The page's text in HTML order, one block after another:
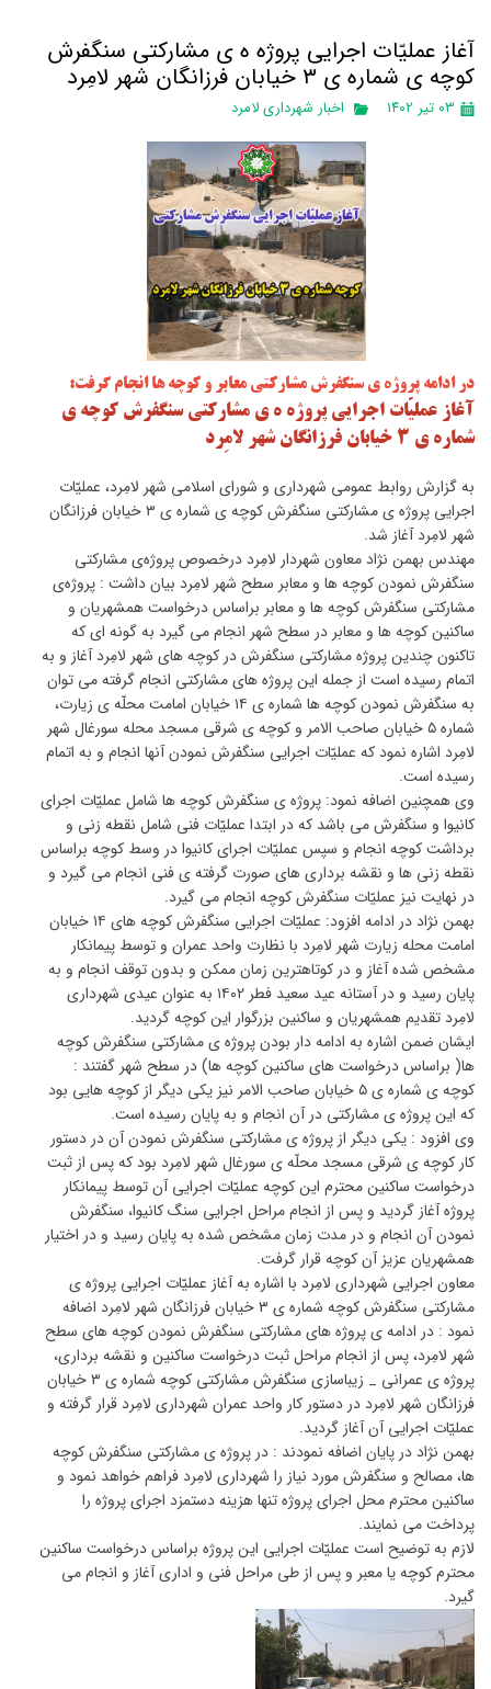
آغاز عملیّات اجرایی پروژه ه ی مشارکتی سنگفرش
کوچه ی شماره ی ۳ خیابان فرزانگان شهر لامِرد
۰۳ تیر ۱۴۰۲ اخبار شهرداری لامرد
در ادامه پروژه ی سنگفرش مشارکتی معابر و کوچه ها انجام گرفت:
آغاز عملیّات اجرایی پروژه ه ی مشارکتی سنگفرش کوچه ی
شماره ی ۳ خیابان فرزانگان شهر لامِرد
به گزارش روابط عمومی شهرداری و شورای اسلامی شهر لامِرد، عملیّات
اجرایی پروژه ی مشارکتی سنگفرش کوچه ی شماره ی ۳ خیابان فرزانگان
شهر لامِرد آغاز شد.
مهندس بهمن نژاد معاون شهردار لامِرد درخصوص پروژه‌ی مشارکتی
سنگفرش نمودن کوچه ها و معابر سطح شهر لامِرد بیان داشت : پروژه‌ی
مشارکتی سنگفرش کوچه ها و معابر براساس درخواست همشهریان و
ساکنین کوچه ها و معابر در سطح شهر انجام می گیرد به گونه ای که
تاکنون چندین پروژه مشارکتی سنگفرش در کوچه های شهر لامِرد آغاز و به
اتمام رسیده است از جمله این پروژه های مشارکتی انجام گرفته می توان
به سنگفرش نمودن کوچه ها شماره ی ۱۴ خیابان امامت محلّه ی زیارت،
شماره ۵ خیابان صاحب الامر و کوچه ی شرقی مسجد محله سورغال شهر
لامِرد اشاره نمود که عملیّات اجرایی سنگفرش نمودن آنها انجام و به اتمام
رسیده است.
وی همچنین اضافه نمود: پروژه ی سنگفرش کوچه ها شامل عملیّات اجرای
کانیوا و سنگفرش می باشد که در ابتدا عملیّات فنی شامل نقطه زنی و
برداشت کوچه انجام و سپس عملیّات اجرای کانیوا در وسط کوچه براساس
نقطه زنی ها و نقشه برداری های صورت گرفته ی فنی انجام می گیرد و
در نهایت نیز عملیّات سنگفرش کوچه انجام می گیرد.
بهمن نژاد در ادامه افزود: عملیّات اجرایی سنگفرش کوچه های ۱۴ خیابان
امامت محله زیارت شهر لامِرد با نظارت واحد عمران و توسط پیمانکار
مشخص شده آغاز و در کوتاهترین زمان ممکن و بدون توقف انجام و به
پایان رسید و در آستانه عید سعید فطر ۱۴۰۲ به عنوان عیدی شهرداری
لامِرد تقدیم همشهریان و ساکنین بزرگوار این کوچه گردید.
ایشان ضمن اشاره به ادامه دار بودن پروژه ی مشارکتی سنگفرش کوچه
ها( براساس درخواست های ساکنین کوچه ها) در سطح شهر گفتند :
کوچه ی شماره ی ۵ خیابان صاحب الامر نیز یکی دیگر از کوچه هایی بود
که این پروژه ی مشارکتی در آن انجام و به پایان رسیده است.
وی افزود : یکی دیگر از پروژه ی مشارکتی سنگفرش نمودن آن در دستور
کار کوچه ی شرقی مسجد محلّه ی سورغال شهر لامِرد بود که پس از ثبت
درخواست ساکنین محترم این کوچه عملیّات اجرایی آن توسط پیمانکار
پروژه آغاز گردید و پس از انجام مراحل اجرایی سنگ کانیوا، سنگفرش
نمودن آن انجام و در مدت زمان مشخص شده به پایان رسید و در اختیار
همشهریان عزیز آن کوچه قرار گرفت.
معاون اجرایی شهرداری لامِرد با اشاره به آغاز عملیّات اجرایی پروژه ی
مشارکتی سنگفرش کوچه شماره ی ۳ خیابان فرزانگان شهر لامِرد اضافه
نمود : در ادامه ی پروژه های مشارکتی سنگفرش نمودن کوچه های سطح
شهر لامِرد، پس از انجام مراحل ثبت درخواست ساکنین و نقشه برداری،
پروژه ی عمرانی _ زیباسازی سنگفرش مشارکتی کوچه شماره ی ۳ خیابان
فرزانگان شهر لامِرد در دستور کار واحد عمران شهرداری لامِرد قرار گرفته و
عملیّات اجرایی آن آغاز گردید.
بهمن نژاد در پایان اضافه نمودند : در پروژه ی مشارکتی سنگفرش کوچه
ها، مصالح و سنگفرش مورد نیاز را شهرداری لامِرد فراهم خواهد نمود و
ساکنین محترم محل اجرای پروژه تنها هزینه دستمزد اجرای پروژه را
پرداخت می نمایند.
لازم به توضیح است عملیّات اجرایی این پروژه براساس درخواست ساکنین
محترم کوچه یا معبر و پس از طی مراحل فنی و اداری آغاز و انجام می
گیرد.